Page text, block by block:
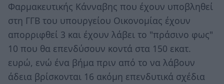
Φαρμακευτικής Κάνναβης που έχουν υποβληθεί
στη ΓΓΒ του υπουργείου Οικονομίας έχουν
απορριφθεί 3 και έχουν λάβει το "πράσινο φως"
10 που θα επενδύσουν κοντά στα 150 εκατ.
ευρώ, ενώ ένα βήμα πριν από το να λάβουν
άδεια βρίσκονται 16 ακόμη επενδυτικά σχέδια